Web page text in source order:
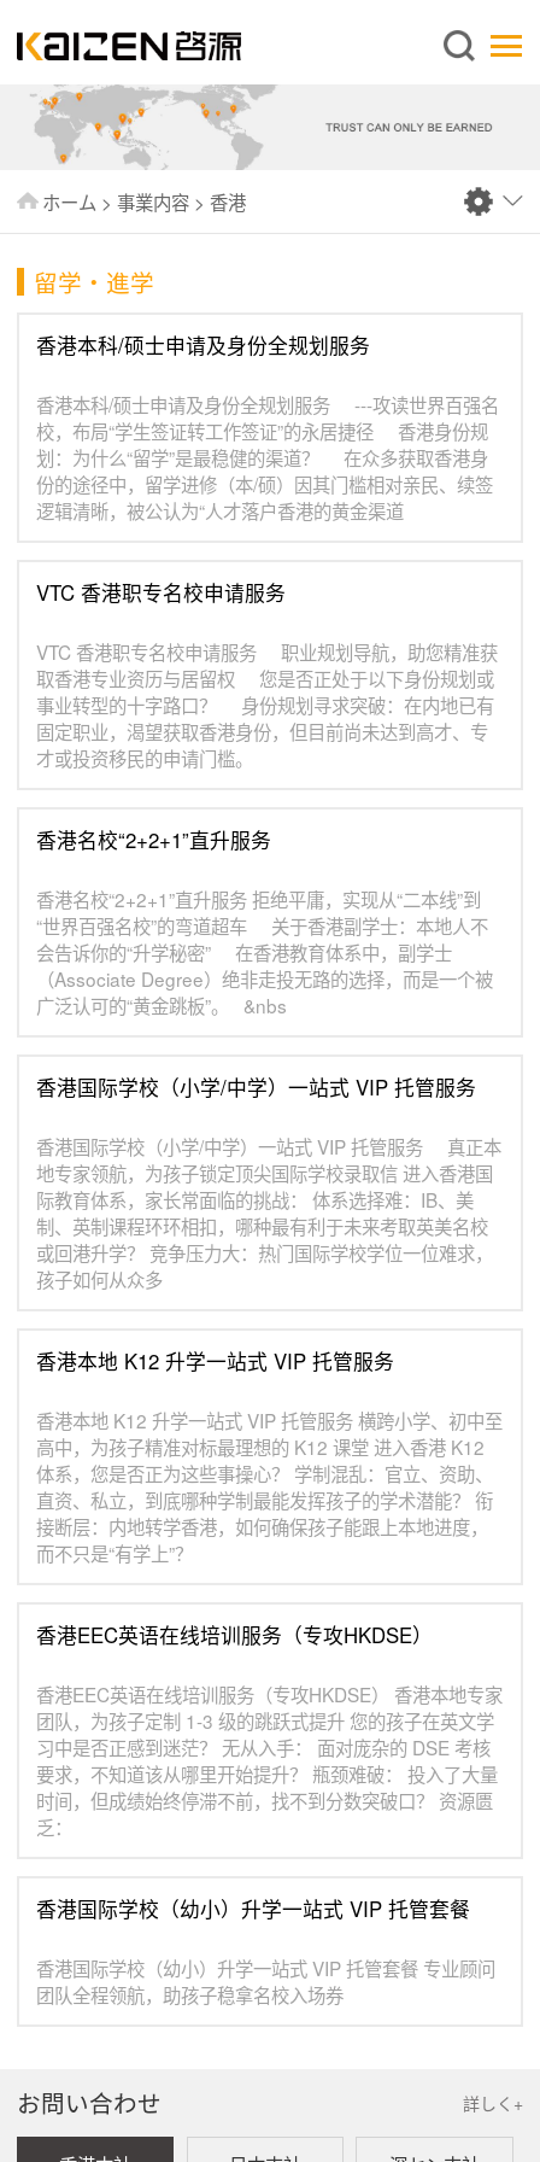
日本語
企業情報
事業内容
ニュース
よくあるご質問
お問い合わせ
ホーム > 事業内容 > 香港
留学・進学
香港本科/硕士申请及身份全规划服务
香港本科/硕士申请及身份全规划服务 ---攻读世界百强名
校，布局“学生签证转工作签证”的永居捷径 香港身份规
划：为什么“留学”是最稳健的渠道？ 在众多获取香港身
份的途径中，留学进修（本/硕）因其门槛相对亲民、续签
逻辑清晰，被公认为“人才落户香港的黄金渠道
VTC 香港职专名校申请服务
VTC 香港职专名校申请服务 职业规划导航，助您精准获
取香港专业资历与居留权 您是否正处于以下身份规划或
事业转型的十字路口？ 身份规划寻求突破：在内地已有
固定职业，渴望获取香港身份，但目前尚未达到高才、专
才或投资移民的申请门槛。
香港名校“2+2+1”直升服务
香港名校“2+2+1”直升服务 拒绝平庸，实现从“二本线”到
“世界百强名校”的弯道超车 关于香港副学士：本地人不
会告诉你的“升学秘密” 在香港教育体系中，副学士
（Associate Degree）绝非走投无路的选择，而是一个被
广泛认可的“黄金跳板”。 &nbs
香港国际学校（小学/中学）一站式 VIP 托管服务
香港国际学校（小学/中学）一站式 VIP 托管服务 真正本
地专家领航，为孩子锁定顶尖国际学校录取信 进入香港国
际教育体系，家长常面临的挑战： 体系选择难：IB、美
制、英制课程环环相扣，哪种最有利于未来考取英美名校
或回港升学？ 竞争压力大：热门国际学校学位一位难求，
孩子如何从众多
香港本地 K12 升学一站式 VIP 托管服务
香港本地 K12 升学一站式 VIP 托管服务 横跨小学、初中至
高中，为孩子精准对标最理想的 K12 课堂 进入香港 K12
体系，您是否正为这些事操心？ 学制混乱：官立、资助、
直资、私立，到底哪种学制最能发挥孩子的学术潜能？ 衔
接断层：内地转学香港，如何确保孩子能跟上本地进度，
而不只是“有学上”？
香港EEC英语在线培训服务（专攻HKDSE）
香港EEC英语在线培训服务（专攻HKDSE） 香港本地专家
团队，为孩子定制 1-3 级的跳跃式提升 您的孩子在英文学
习中是否正感到迷茫？ 无从入手： 面对庞杂的 DSE 考核
要求，不知道该从哪里开始提升？ 瓶颈难破： 投入了大量
时间，但成绩始终停滞不前，找不到分数突破口？ 资源匮
乏：
香港国际学校（幼小）升学一站式 VIP 托管套餐
香港国际学校（幼小）升学一站式 VIP 托管套餐 专业顾问
团队全程领航，助孩子稳拿名校入场券
詳しく+
お問い合わせ